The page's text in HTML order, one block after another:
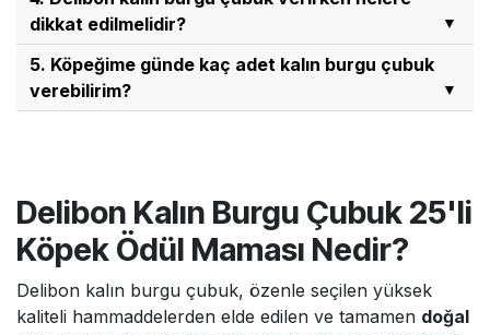
maması olarak değerlendirilmelidir.
içermez. %100 doğal sığır derisinden üretilen bu
çiğneme ödülünde katkı maddesi, koruyucu ve
renklendirici bulunmaz.
dikkat edilmelidir?
Ürün köpeğe gözetim altında verilmeli ve tüketim
sırasında yanında taze içme suyu
bulundurulmalıdır. Boğulma riskini önlemek için
5. Köpeğime günde kaç adet kalın burgu çubuk
verebilirim?
Delibon Kalın Burgu Çubuk 25'li
Köpek Ödül Maması Nedir?
Delibon kalın burgu çubuk, özenle seçilen yüksek
kaliteli hammaddelerden elde edilen ve tamamen doğal